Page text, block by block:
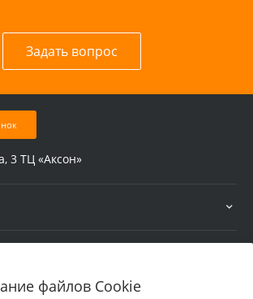
файлов Cookie
Задать вопрос
3 ТЦ «Аксон»